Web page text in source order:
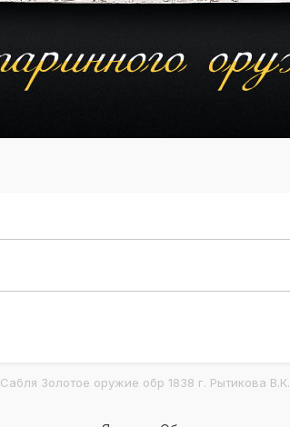
Сабля Золотое оружие обр 1838 г. Рытикова В.К.